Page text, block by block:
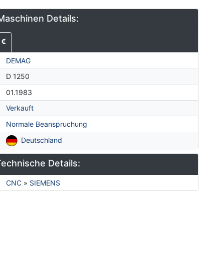
Details:
DEMAG
D 1250
01.1983
Verkauft
Normale Beanspruchung
Deutschland
Details:
CNC » SIEMENS